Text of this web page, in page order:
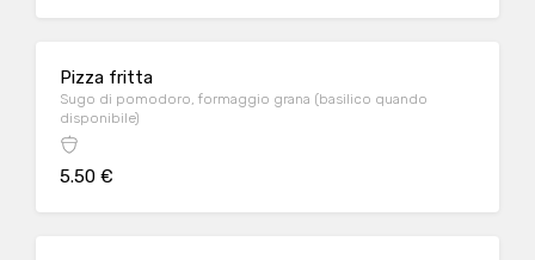
Pizza fritta
Sugo di pomodoro, formaggio grana (basilico quando
disponibile)
5.50 €